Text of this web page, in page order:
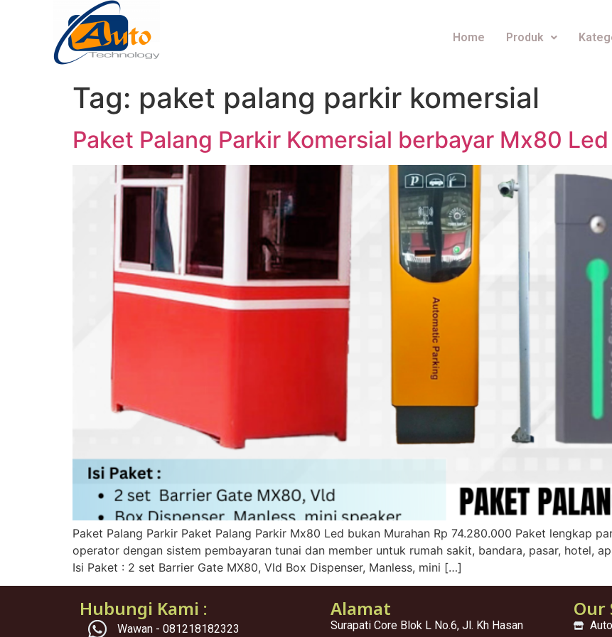
Home Produk
Tag: paket palang parkir komersial
Paket Palang Parkir Komersial berbayar Mx80
Paket Palang Parkir Paket Palang Parkir Mx80 Led bukan Murahan Rp 74.280.000 Paket lengkap
operator dengan sistem pembayaran tunai dan member untuk rumah sakit, bandara, pasar, hotel,
Isi Paket : 2 set Barrier Gate MX80, Vld Box Dispenser, Manless, mini […]
Hubungi Kami :
Wawan - 081218182323
Alamat
Surapati Core Blok L No.6, Jl. Kh Hasan
Our